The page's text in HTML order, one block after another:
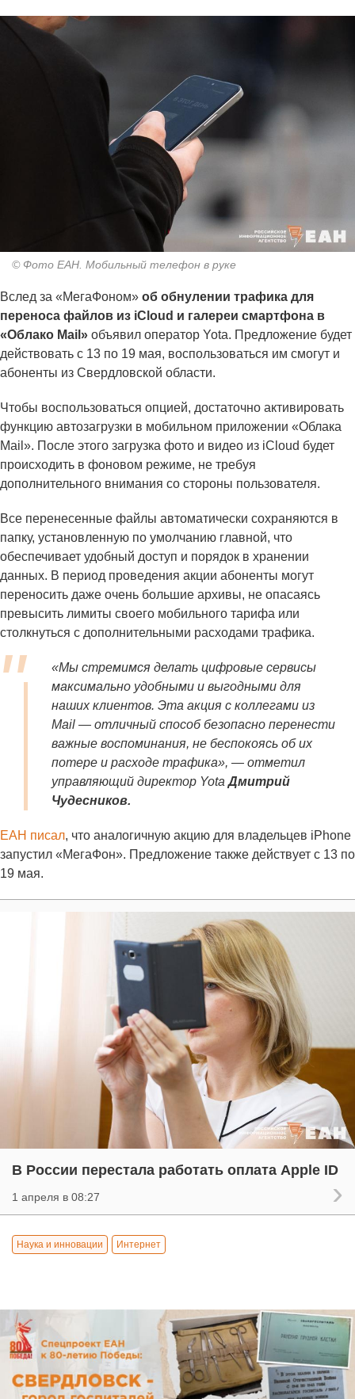
© Фото ЕАН. Мобильный телефон в руке
Вслед за «МегаФоном» об обнулении трафика для
переноса файлов из iCloud и галереи смартфона в
«Облако Mail» объявил оператор Yota. Предложение будет
действовать с 13 по 19 мая, воспользоваться им смогут и
абоненты из Свердловской области.
Чтобы воспользоваться опцией, достаточно активировать
функцию автозагрузки в мобильном приложении «Облака
Mail». После этого загрузка фото и видео из iCloud будет
происходить в фоновом режиме, не требуя
дополнительного внимания со стороны пользователя.
Все перенесенные файлы автоматически сохраняются в
папку, установленную по умолчанию главной, что
обеспечивает удобный доступ и порядок в хранении
данных. В период проведения акции абоненты могут
переносить даже очень большие архивы, не опасаясь
превысить лимиты своего мобильного тарифа или
столкнуться с дополнительными расходами трафика.
«Мы стремимся делать цифровые сервисы
максимально удобными и выгодными для
наших клиентов. Эта акция с коллегами из
Mail — отличный способ безопасно перенести
важные воспоминания, не беспокоясь об их
потере и расходе трафика», — отметил
управляющий директор YotaДмитрий
Чудесников.
ЕАН писал, что аналогичную акцию для владельцев iPhone
запустил «МегаФон». Предложение также действует с 13 по
19 мая.
В России перестала работать оплата Apple ID
1 апреля в 08:27
Наука и инновации Интернет